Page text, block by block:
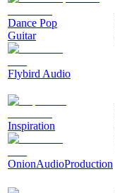
Dance Pop
Guitar
Flybird Audio
Inspiration
OnionAudioProduction